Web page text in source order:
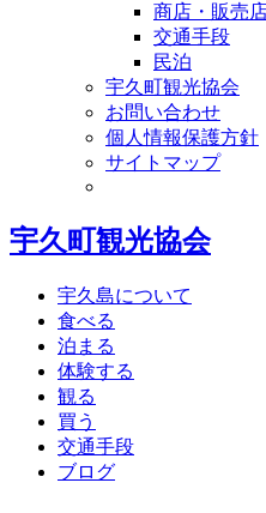
商店・販売
交通手段
民泊
宇久町観光協会
お問い合わせ
個人情報保護方針
サイトマップ
宇久町観光協会
宇久島について
食べる
泊まる
体験する
観る
買う
交通手段
ブログ